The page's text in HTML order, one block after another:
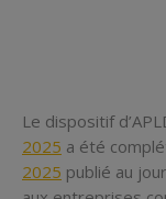
Le dispositif
2025 a été
2025 publié au